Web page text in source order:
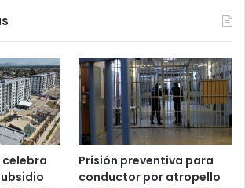
Prisión preventiva para
conductor por atropello